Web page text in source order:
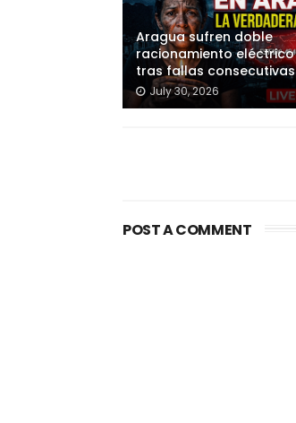
Aragua sufren doble
racionamiento eléctrico
tras fallas consecutivas
July 30, 2026
POST A COMMENT